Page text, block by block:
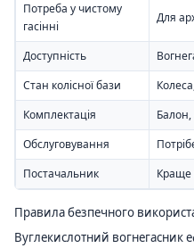
Потреба у чистому
гасінні
Для
Доступність
Стан колісної бази
Комплектація
Обслуговування
Постачальник
Краще
Правила безпечного
Вуглекислотний вогнегасник